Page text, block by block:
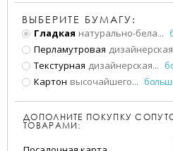
ВЫБЕРИТЕ БУМАГУ:
Гладкая натурально-бела...
Перламутровая дизайнерская
Текстурная дизайнерская...
Картон высочайшего...
ДОПОЛНИТЕ ПОКУПКУ
ТОВАРАМИ: